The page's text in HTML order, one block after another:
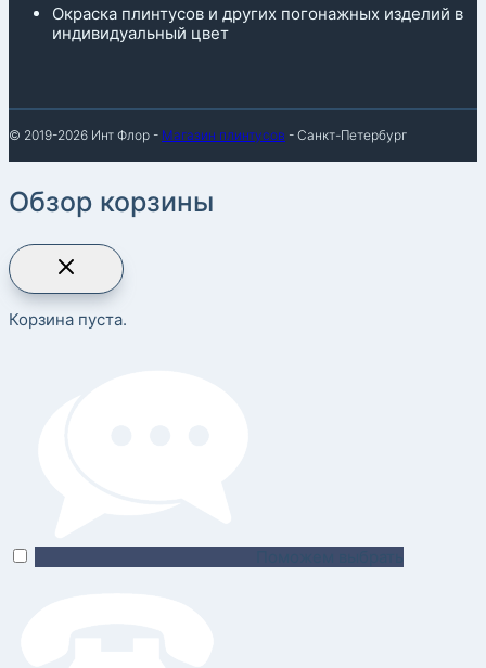
Окраска плинтусов и других погонажных изделий в
индивидуальный цвет
© 2019-2026 Инт Флор - Магазин плинтусов - Санкт-Петербург
Обзор корзины
Корзина пуста.